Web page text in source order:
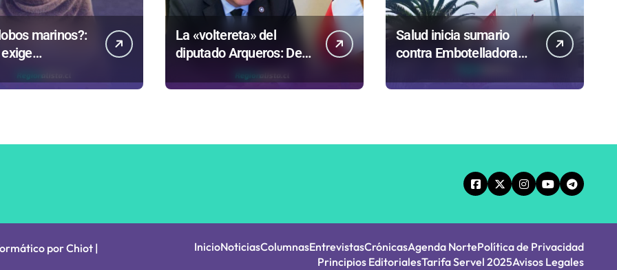
marinos?:
La «voltereta» del
diputado Arqueros: De
estar de acuerdo con
privatizar Codelco a
Salud inicia sumario
contra Embotelladora
caldera por graves
por Chiot |
InicioNoticiasColumnasEntrevistasCrónicasAgenda NortePolítica de Privacidad
Principios EditorialesTarifa Servel 2025Avisos Legales